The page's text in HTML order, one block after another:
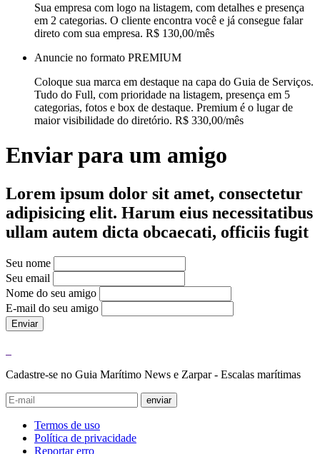
Sua empresa com logo na listagem, com detalhes e presença
em 2 categorias. O cliente encontra você e já consegue falar
direto com sua empresa. R$ 130,00/mês
Anuncie no formato PREMIUM
Coloque sua marca em destaque na capa do Guia de Serviços.
Tudo do Full, com prioridade na listagem, presença em 5
categorias, fotos e box de destaque. Premium é o lugar de
maior visibilidade do diretório. R$ 330,00/mês
Enviar para um amigo
Lorem ipsum dolor sit amet, consectetur
adipisicing elit. Harum eius necessitatibus
ullam autem dicta obcaecati, officiis fugit
Seu nome
Seu email
Nome do seu amigo
E-mail do seu amigo
Enviar
Cadastre-se no Guia Marítimo News e Zarpar - Escalas marítimas
enviar
Termos de uso
Política de privacidade
Reportar erro